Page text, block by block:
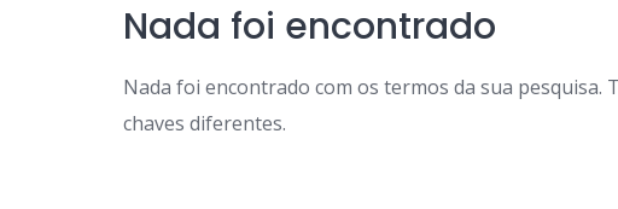
Nada foi encontrado
Nada foi encontrado com os termos da sua pesquisa.
chaves diferentes.